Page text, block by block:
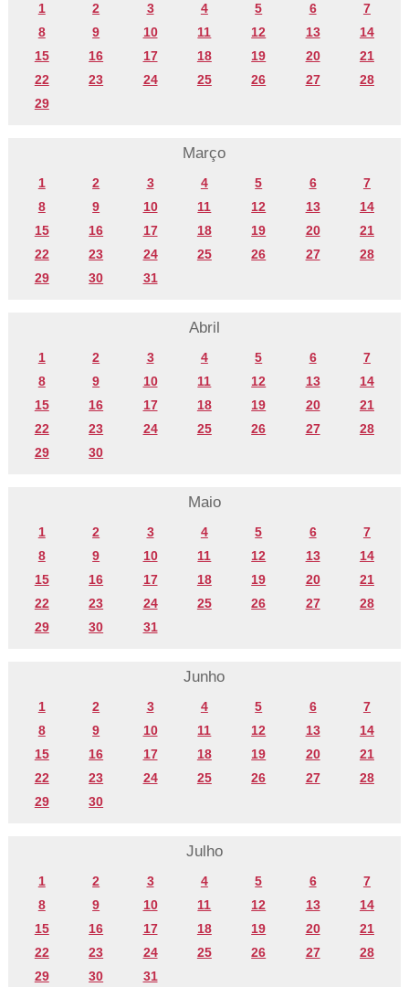
1 2 3 4 5 6
7
8
9 10 11 12 13
14
15
16 17 18 19 20
21
22
23 24 25 26 27
28
29
Março
1 2 3 4 5 6
7
8
9 10 11 12 13
14
15
16 17 18 19 20
21
22
23 24 25 26 27
28
29
30 31
Abril
1 2 3 4 5 6
7
8
9 10 11 12 13
14
15
16 17 18 19 20
21
22
23 24 25 26 27
28
29
30
Maio
1 2 3 4 5 6
7
8
9 10 11 12 13
14
15
16 17 18 19 20
21
22
23 24 25 26 27
28
29
30 31
Junho
1 2 3 4 5 6
7
8
9 10 11 12 13
14
15
16 17 18 19 20
21
22
23 24 25 26 27
28
29
30
Julho
1 2 3 4 5 6
7
8
9 10 11 12 13
14
15
16 17 18 19 20
21
22
23 24 25 26 27
28
29
30 31